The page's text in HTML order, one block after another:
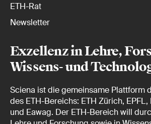
ETH-Rat
Newsletter
Exzellenz in Lehre,
Wissens- und
Sciena ist die gemeinsame Plattform
des ETH-Bereichs: ETH Zürich, EPFL,
und Eawag. Der ETH-Bereich will